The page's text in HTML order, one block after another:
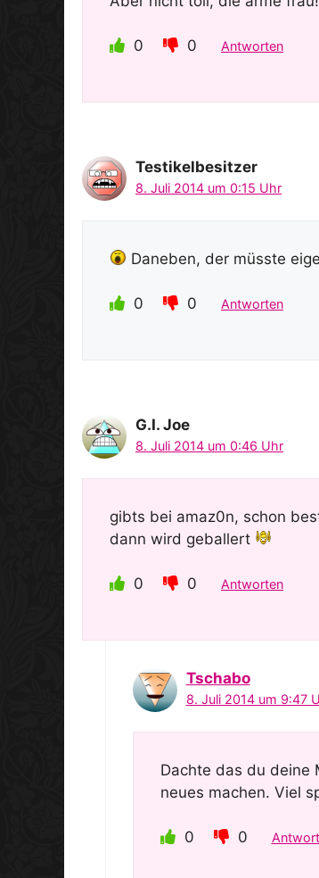
0 0 Antworten
Testikelbesitzer
8. Juli 2014 um 0:15 Uhr
Daneben, der müsste
0 0 Antworten
G.I. Joe
8. Juli 2014 um 0:46 Uhr
gibts bei amaz0n, schon
dann wird geballert
0 0 Antworten
Tschabo
8. Juli 2014 um 9:47
Dachte das du deine
neues machen. Viel
0 0